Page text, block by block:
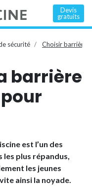
Devis
gratuits
sécurité Choisir barrière
barrière
est l’un des
les plus répandus,
les jeunes
ainsi la noyade.